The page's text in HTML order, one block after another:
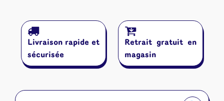
Livraison rapide et
sécurisée
Retrait gratuit en
magasin